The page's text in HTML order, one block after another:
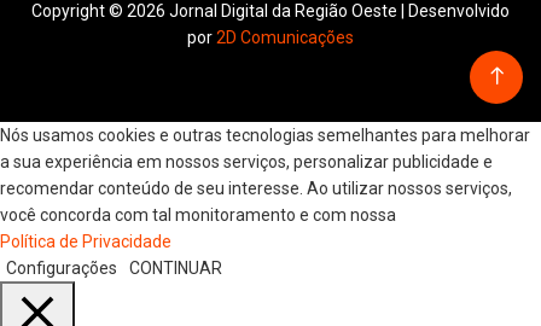
Copyright © 2026 Jornal Digital da Região Oeste | Desenvolvido
por2D Comunicações
Nós usamos cookies e outras tecnologias semelhantes para melhorar
a sua experiência em nossos serviços, personalizar publicidade e
recomendar conteúdo de seu interesse. Ao utilizar nossos serviços,
você concorda com tal monitoramento e com nossa
Política de Privacidade
Configurações
CONTINUAR